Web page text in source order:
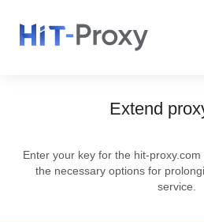
Extend
Enter your key for the hit-
the necessary options for
service.